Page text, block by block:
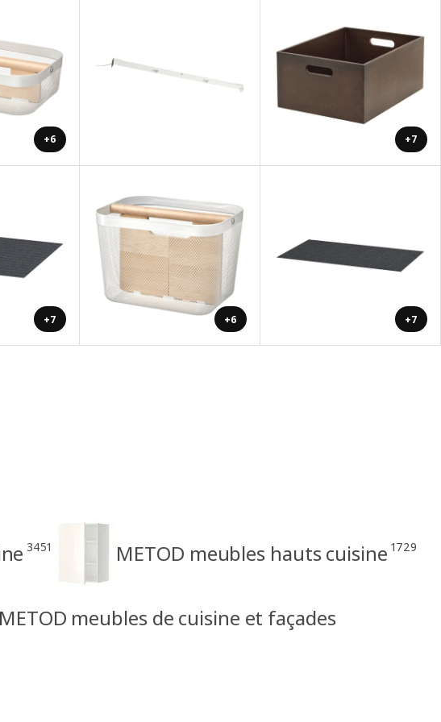
+6 +7
+7 +6 +7
3451 METOD meubles hauts cuisine 1729
meubles de cuisine et façades